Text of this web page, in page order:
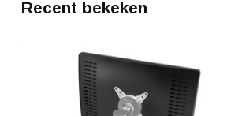
Recent bekeken